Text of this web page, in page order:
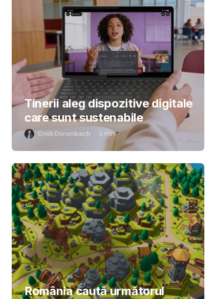
Tinerii aleg dispozitive digitale
care sunt sustenabile
Cristi Dorombach 3 min
România caută următorul